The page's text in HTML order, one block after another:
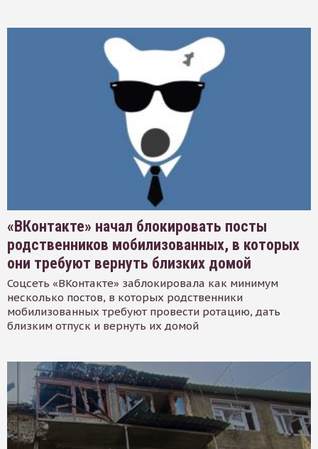
«ВКонтакте» начал блокировать посты
родственников мобилизованных, в которых
они требуют вернуть близких домой
Соцсеть «ВКонтакте» заблокировала как минимум
несколько постов, в которых родственники
мобилизованных требуют провести ротацию, дать
близким отпуск и вернуть их домой